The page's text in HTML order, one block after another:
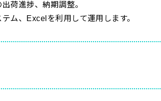
荷進捗、納期調整。
ム、Excelを利用して運用します。